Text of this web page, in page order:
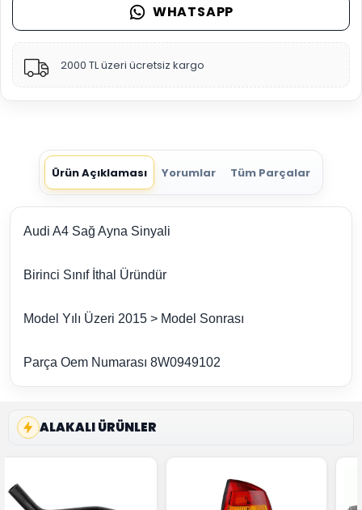
WHATSAPP
2000 TL üzeri ücretsiz kargo
Ürün Açıklaması Yorumlar Tüm Parçalar
Audi A4 Sağ Ayna Sinyali
Birinci Sınıf İthal Üründür
Model Yılı Üzeri 2015 > Model Sonrası
Parça Oem Numarası 8W0949102
ALAKALI ÜRÜNLER